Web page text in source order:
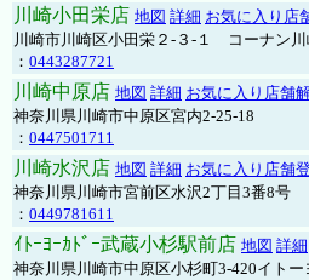
川崎小田栄店 地図 詳細 お気に入り店
川崎市川崎区小田栄２‐３‐１ コーナン川
： 0443287721
川崎中原店 地図 詳細 お気に入り店舗
神奈川県川崎市中原区宮内2-25-18
： 0447501711
川崎水沢店 地図 詳細 お気に入り店舗
神奈川県川崎市宮前区水沢2丁目3番8号
： 0449781611
ｲﾄｰﾖｰｶﾄﾞｰ武蔵小杉駅前店 地図 詳細
神奈川県川崎市中原区小杉町3-420イト